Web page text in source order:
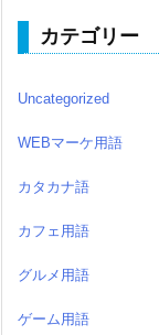
カテゴリー
Uncategorized
WEBマーケ用語
カタカナ語
カフェ用語
グルメ用語
ゲーム用語